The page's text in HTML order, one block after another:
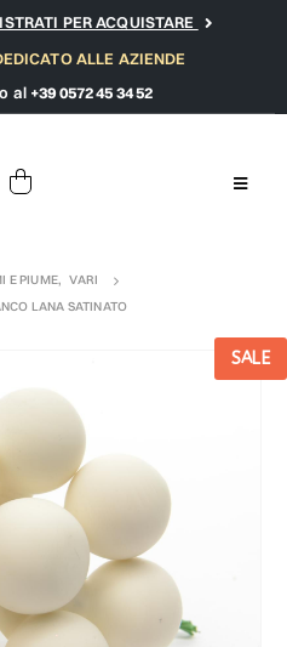
PER ACQUISTARE
ALLE AZIENDE
al +39 0572 45 34 52
E PIUME, VARI
LANA SATINATO
SALE